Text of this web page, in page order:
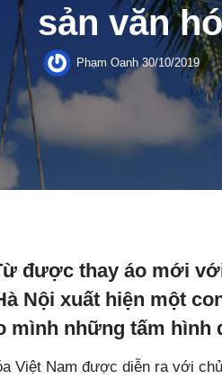
sản văn
Phạm Oanh30/10/2019
được thay áo mới
Nội xuất hiện một
mình những tấm hình
Việt Nam được diễn ra với